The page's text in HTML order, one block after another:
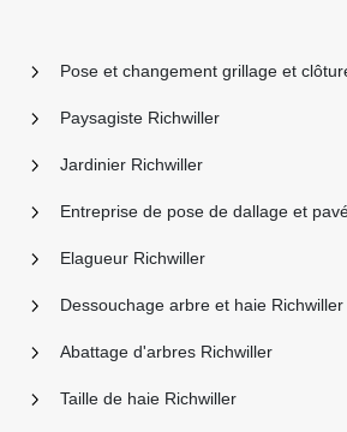
Pose et changement grillage et
Paysagiste Richwiller
Jardinier Richwiller
Entreprise de pose de dallage et
Elagueur Richwiller
Dessouchage arbre et haie Richwiller
Abattage d'arbres Richwiller
Taille de haie Richwiller